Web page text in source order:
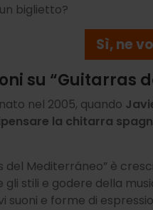
biglietto?
Sì, ne
su “Guitarras
nel 2005, quando
la chitarra
del Mediterráneo” è
gli stili e godere della
suoni e forme di